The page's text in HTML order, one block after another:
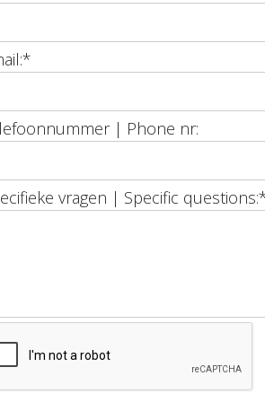
*
| Phone nr:
vragen | Specific questions: